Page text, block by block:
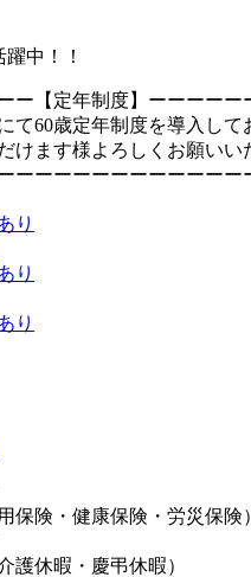
中！！
ー【定年制度】ーーーーー
て60歳定年制度を導入して
けます様よろしくお願いい
ーーーーーーーーーーーー
り
り
り
保険・健康保険・労災保険）
護休暇・慶弔休暇）